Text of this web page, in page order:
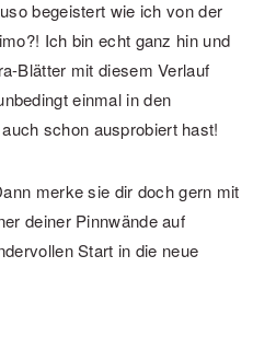
begeistert wie ich von der
Ich bin echt ganz hin und
Blätter mit diesem Verlauf
einmal in den
schon ausprobiert hast!
merke sie dir doch gern mit
deiner Pinnwände auf
Start in die neue